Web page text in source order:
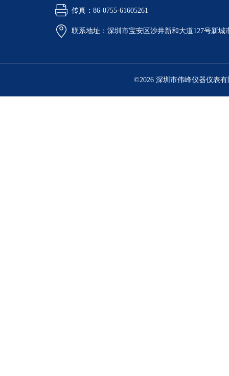
传真：86-0755-61605261
联系地址：深圳市宝安区沙井新和大道127号新城
©2026 深圳市伟峰仪器仪表